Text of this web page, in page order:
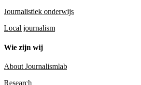
Journalistiek onderwijs
Local journalism
Wie zijn wij
About Journalismlab
Research